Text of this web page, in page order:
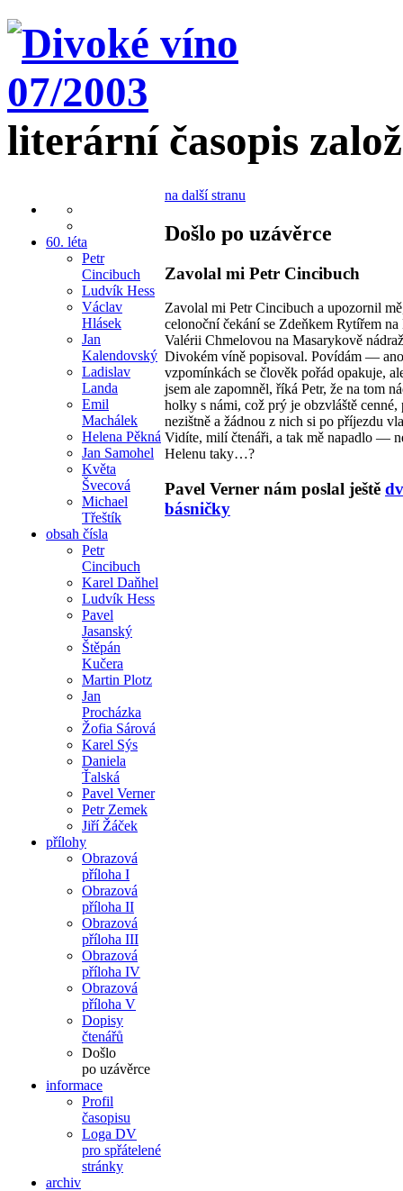
literární časopis
60. léta
Petr
Cincibuch
Ludvík Hess
Václav
Hlásek
Jan
Kalendovský
Ladislav
Landa
Emil
Machálek
Helena Pěkná
Jan Samohel
Květa
Švecová
Michael
Třeštík
obsah čísla
Petr
Cincibuch
Karel Daňhel
Ludvík Hess
Pavel
Jasanský
Štěpán
Kučera
Martin Plotz
Jan
Procházka
Žofia Sárová
Karel Sýs
Daniela
Ťalská
Pavel Verner
Petr Zemek
Jiří Žáček
přílohy
Obrazová
příloha I
Obrazová
příloha II
Obrazová
příloha III
Obrazová
příloha IV
Obrazová
příloha V
Dopisy
čtenářů
Došlo
po uzávěrce
informace
Profil
časopisu
Loga DV
pro spřátelené
stránky
archiv
na další stranu
Došlo po uzávěrce
Zavolal mi Petr Cincibuch
Zavolal mi Petr Cincibuch a upozornil
celonoční čekání se Zdeňkem Rytířem
Valérii Chmelovou na Masarykově
Divokém víně popisoval. Povídám —
vzpomínkách se člověk pořád opakuje,
jsem ale zapomněl, říká Petr, že na tom
holky s námi, což prý je obzvláště cenné,
nezištně a žádnou z nich si po příjezdu
Vidíte, milí čtenáři, a tak mě napadlo —
Helenu taky…?
Pavel Verner nám poslal ještě
básničky